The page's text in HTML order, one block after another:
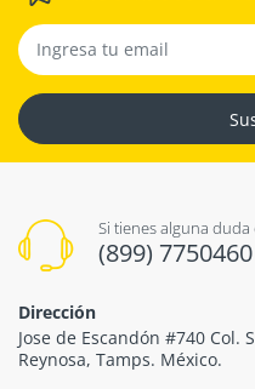
Si tienes alguna
(899) 7750460
Dirección
Jose de Escandón #740 Col.
Reynosa, Tamps. México.